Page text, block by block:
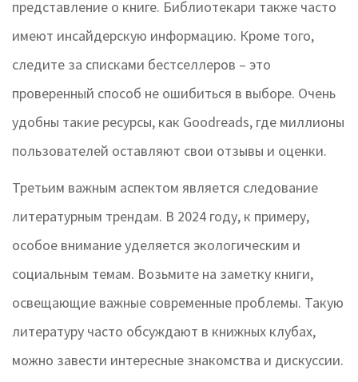
представление о книге. Библиотекари также часто
имеют инсайдерскую информацию. Кроме того,
следите за списками бестселлеров – это
проверенный способ не ошибиться в выборе. Очень
удобны такие ресурсы, как Goodreads, где миллионы
пользователей оставляют свои отзывы и оценки.
Третьим важным аспектом является следование
литературным трендам. В 2024 году, к примеру,
особое внимание уделяется экологическим и
социальным темам. Возьмите на заметку книги,
освещающие важные современные проблемы. Такую
литературу часто обсуждают в книжных клубах,
можно завести интересные знакомства и дискуссии.